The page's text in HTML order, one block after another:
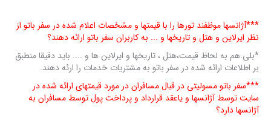
***آژانسها موظفند تورها را با قیمتها و مشخصات اعلام شده در سفر باتو از
نظر ایرلاین و هتل و تاریخها و ... به کاربران سفر باتو ارائه دهند؟
*بلی.هم به لحاظ قیمت،هتل ، تاریخها و ایرلاین ها و .... باید دقیقا منطبق
بر اطلاعات ارائه شده در سفر باتو به مشتریات خدمات را ارئه دهند.
***سفر باتو مسولیتی در قبال مسافران در مورد قیمتهای ارائه شده در
سایت توسط آژانسها و یاعقد قرارداد و پرداخت پول توسط مسافران به
آژانسها دارد؟